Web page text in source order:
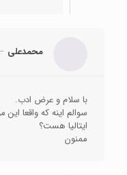
محمدعلی –
با سلام و عرض ادب.
سوالم اینه که واقعا
ایتالیا هست؟
ممنون